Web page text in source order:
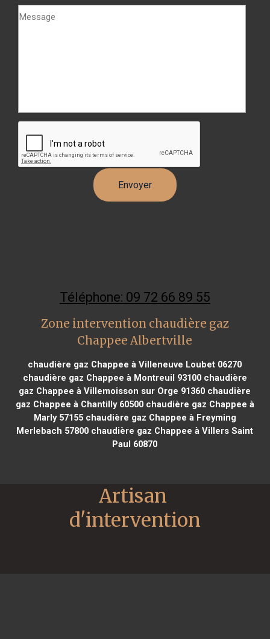
Téléphone: 09 72 66 89 55
Zone intervention chaudière gaz
Chappee Albertville
chaudière gaz Chappee à Villeneuve Loubet 06270
chaudière gaz Chappee à Montreuil 93100chaudière
gaz Chappee à Villemoisson sur Orge 91360 chaudière
gaz Chappee à Chantilly 60500chaudière gaz Chappee à
Marly 57155chaudière gaz Chappee à Freyming
Merlebach 57800 chaudière gaz Chappee à Villers Saint
Paul 60870
Artisan
d'intervention